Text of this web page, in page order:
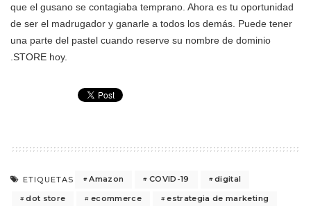
que el gusano se contagiaba temprano. Ahora es tu oportunidad
de ser el madrugador y ganarle a todos los demás. Puede tener
una parte del pastel cuando reserve su nombre de dominio
.STORE hoy.
ETIQUETAS Amazon COVID-19
digital
dot store
ecommerce estrategia de marketing